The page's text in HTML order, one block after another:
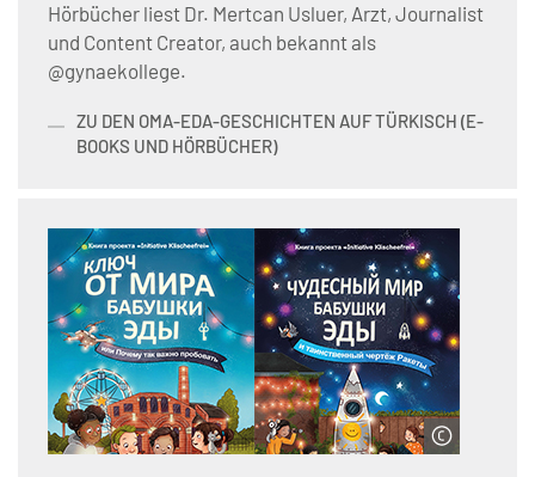
Hörbücher liest Dr. Mertcan Usluer, Arzt, Journalist
und Content Creator, auch bekannt als
@gynaekollege.
ZU DEN OMA-EDA-GESCHICHTEN AUF TÜRKISCH (E-
BOOKS UND HÖRBÜCHER)